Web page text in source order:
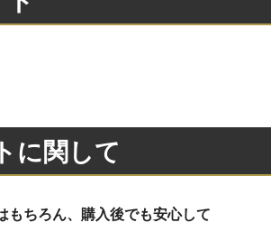
に関して
もちろん、購入後でも安心して